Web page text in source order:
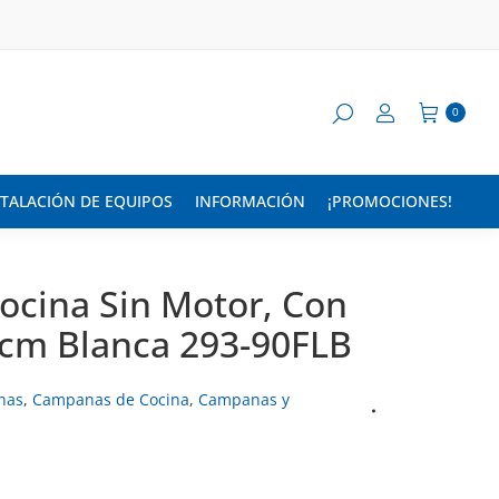
0
DE EQUIPOS INFORMACIÓN ¡PROMOCIONES!
Sin Motor, Con
Blanca 293-90FLB
,Campanas de Cocina,Campanas y